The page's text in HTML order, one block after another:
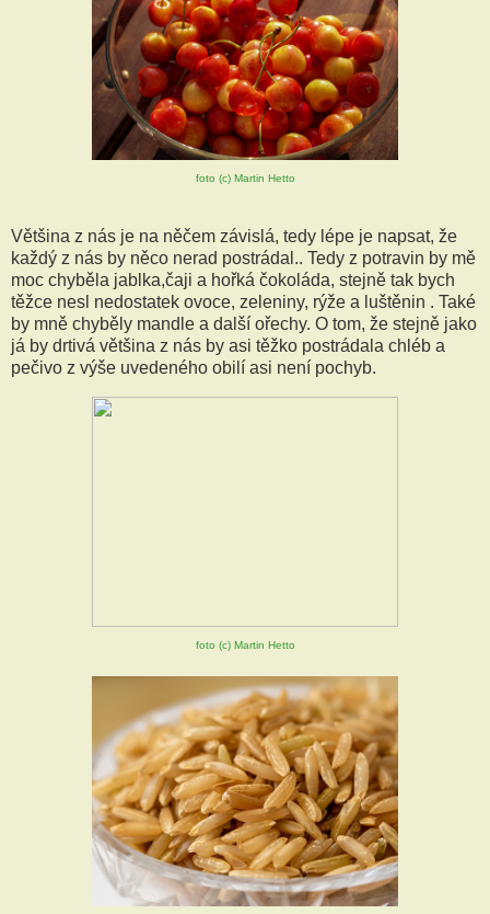
foto (c) Martin Hetto
Většina z nás je na něčem závislá, tedy lépe je napsat, že
každý z nás by něco nerad postrádal.. Tedy z potravin by mě
moc chyběla jablka,čaji a hořká čokoláda, stejně tak bych
těžce nesl nedostatek ovoce, zeleniny, rýže a luštěnin . Také
by mně chyběly mandle a další ořechy. O tom, že stejně jako
já by drtivá většina z nás by asi těžko postrádala chléb a
pečivo z výše uvedeného obilí asi není pochyb.
foto (c) Martin Hetto